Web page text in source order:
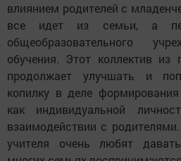
влиянием родителей с
все идет из семьи, а
общеобразовательного
обучения. Этот коллектив из
продолжает улучшать и
копилку в деле
как индивидуальной
взаимодействии с
учителя очень любят